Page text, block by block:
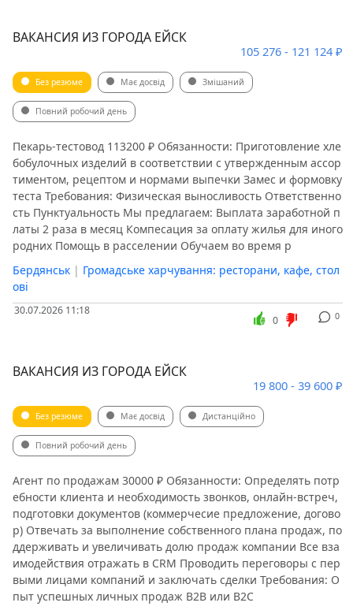
ВАКАНСИЯ ИЗ ГОРОДА ЕЙСК
105 276 - 121 124 ₽
Без резюме Має досвід Змішаний
Повний робочий день
Пекарь-тестовод 113200 ₽ Обязанности: Приготовление хле
бобулочных изделий в соответствии с утвержденным ассор
тиментом, рецептом и нормами выпечки Замес и формовку
теста Требования: Физическая выносливость Ответственно
сть Пунктуальность Мы предлагаем: Выплaта зaработной п
латы 2 раза в месяц Компесация за оплату жилья для иного
родних Помощь в расселении Обучаем во время р
Бердянськ | Громадське харчування: ресторани, кафе, стол
ові
30.07.2026 11:18 0
0
ВАКАНСИЯ ИЗ ГОРОДА ЕЙСК
19 800 - 39 600 ₽
Без резюме Має досвід Дистанційно
Повний робочий день
Агент по продажам 30000 ₽ Обязанности: Определять потр
ебности клиента и необходимость звонков, онлайн-встреч,
подготовки документов (коммерчесие предложение, догово
р) Отвечать за выполнение собственного плана продаж, по
ддерживать и увеличивать долю продаж компании Все вза
имодействия отражать в CRM Проводить переговоры с пер
выми лицами компаний и заключать сделки Требования: О
пыт успешных личных продаж B2B или B2C